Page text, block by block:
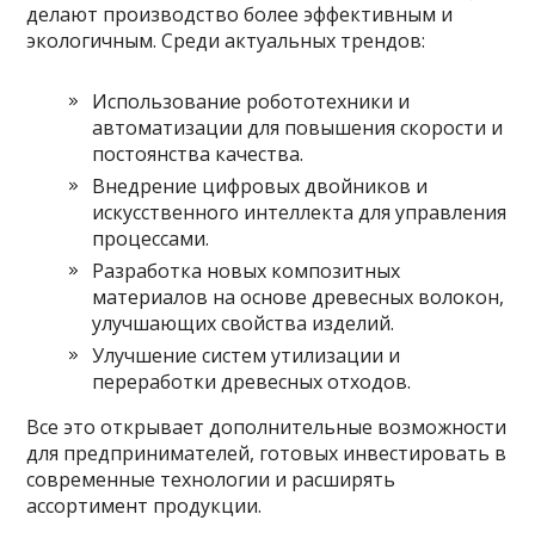
делают производство более эффективным и
экологичным. Среди актуальных трендов:
Использование робототехники и
автоматизации для повышения скорости и
постоянства качества.
Внедрение цифровых двойников и
искусственного интеллекта для управления
процессами.
Разработка новых композитных
материалов на основе древесных волокон,
улучшающих свойства изделий.
Улучшение систем утилизации и
переработки древесных отходов.
Все это открывает дополнительные возможности
для предпринимателей, готовых инвестировать в
современные технологии и расширять
ассортимент продукции.